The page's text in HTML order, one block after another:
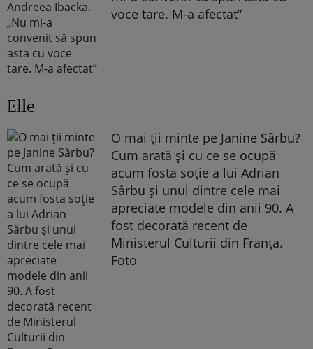
voce tare. M-a afectat”
Elle
O mai ții minte pe Janine Sârbu?
Cum arată și cu ce se ocupă
acum fosta soție a lui Adrian
Sârbu și unul dintre cele mai
apreciate modele din anii 90. A
fost decorată recent de
Ministerul Culturii din Franța.
Foto